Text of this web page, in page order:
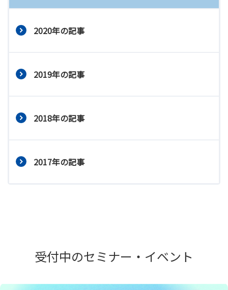
2020年の記事
2019年の記事
2018年の記事
2017年の記事
受付中のセミナー・イベント